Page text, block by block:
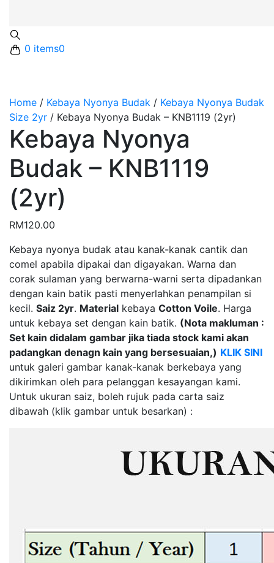
0 items0
Home / Kebaya Nyonya Budak / Kebaya Nyonya Budak
Size 2yr / Kebaya Nyonya Budak – KNB1119 (2yr)
Kebaya Nyonya
Budak – KNB1119
(2yr)
RM120.00
Kebaya nyonya budak atau kanak-kanak cantik dan
comel apabila dipakai dan digayakan. Warna dan
corak sulaman yang berwarna-warni serta dipadankan
dengan kain batik pasti menyerlahkan penampilan si
kecil. Saiz 2yr. Material kebaya Cotton Voile. Harga
untuk kebaya set dengan kain batik. (Nota makluman :
Set kain didalam gambar jika tiada stock kami akan
padangkan denagn kain yang bersesuaian,) KLIK SINI
untuk galeri gambar kanak-kanak berkebaya yang
dikirimkan oleh para pelanggan kesayangan kami.
Untuk ukuran saiz, boleh rujuk pada carta saiz
dibawah (klik gambar untuk besarkan) :